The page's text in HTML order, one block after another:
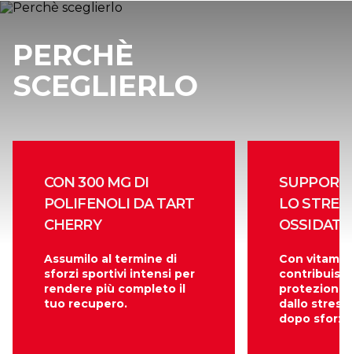
PERCHÈ
SCEGLIERLO
CON 300 MG DI
POLIFENOLI DA TART
CHERRY
Assumilo al termine di
sforzi sportivi intensi per
rendere più completo il
tuo recupero.
LO
Con
protezione
dallo
dopo sforzi